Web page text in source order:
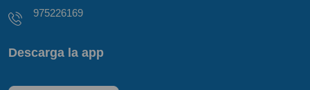
975226169
Descarga la app